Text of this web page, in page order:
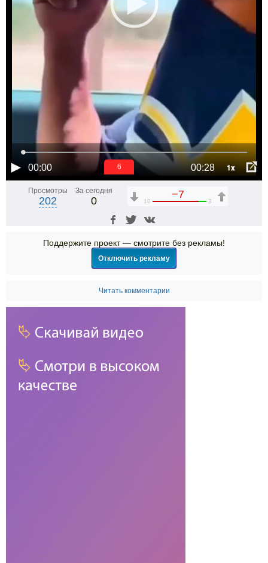
00:00 00:28 1x
6
Просмотры
202
За сегодня
0
−7
10 3
Поддержите проект — смотрите без рекламы!
Отключить рекламу
Читать комментарии